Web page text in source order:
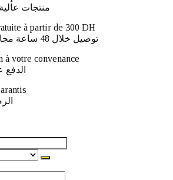
منتجات
à partir de 300 DH
توصيل خلال 48 ساعة مجاني ابتداء من 300 درهم
à votre convenance